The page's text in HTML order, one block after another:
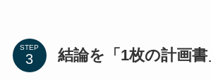
STEP 結論を「1枚の計画